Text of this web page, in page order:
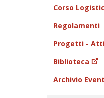
Corso
Regolamenti
Progetti -
Biblioteca
Archivio